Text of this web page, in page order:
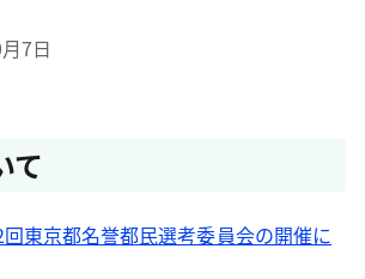
7日
て
東京都名誉都民選考委員会の開催に